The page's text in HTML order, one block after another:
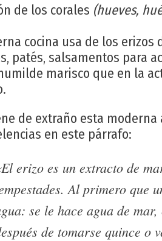
de los corales (hueves,
cocina usa de los
patés, salsamentos para
marisco que en la
de extraño esta
en este párrafo:
erizo es un extracto de
Al primero que
se le hace agua de
de tomarse quince o